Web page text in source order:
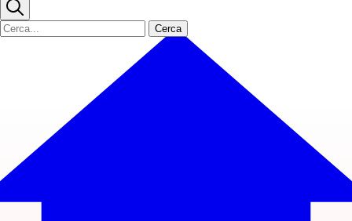
Cerca